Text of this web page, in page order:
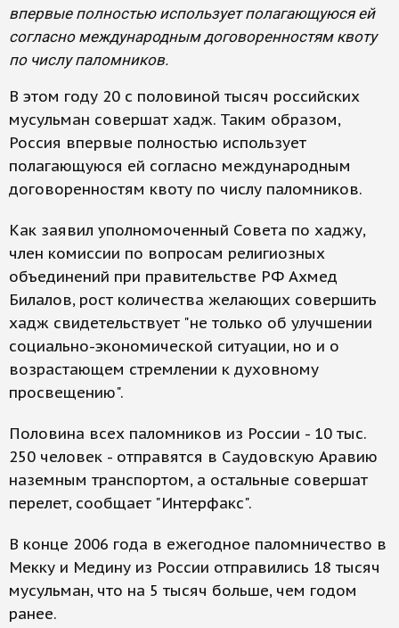
впервые полностью использует полагающуюся ей
согласно международным договоренностям квоту
по числу паломников.
В этом году 20 с половиной тысяч российских
мусульман совершат хадж. Таким образом,
Россия впервые полностью использует
полагающуюся ей согласно международным
договоренностям квоту по числу паломников.
Как заявил уполномоченный Совета по хаджу,
член комиссии по вопросам религиозных
объединений при правительстве РФ Ахмед
Билалов, рост количества желающих совершить
хадж свидетельствует "не только об улучшении
социально-экономической ситуации, но и о
возрастающем стремлении к духовному
просвещению".
Половина всех паломников из России - 10 тыс.
250 человек - отправятся в Саудовскую Аравию
наземным транспортом, а остальные совершат
перелет, сообщает "Интерфакс".
В конце 2006 года в ежегодное паломничество в
Мекку и Медину из России отправились 18 тысяч
мусульман, что на 5 тысяч больше, чем годом
ранее.